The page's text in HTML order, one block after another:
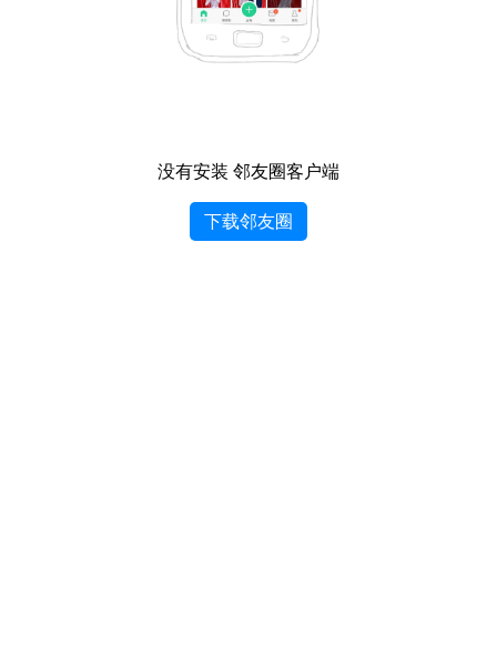
没有安装 邻友圈客户端
下载邻友圈